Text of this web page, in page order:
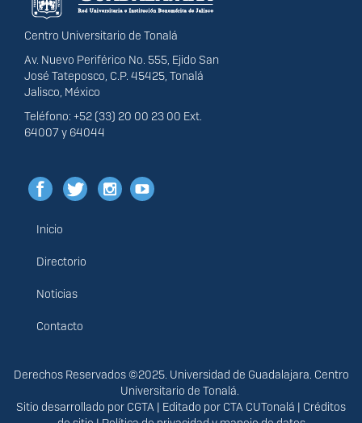
Centro Universitario de Tonalá
Av. Nuevo Periférico No. 555, Ejido San
José Tateposco, C.P. 45425, Tonalá
Jalisco, México
Teléfono: +52 (33) 20 00 23 00 Ext.
64007 y 64044
Menú
principal
Inicio
Directorio
Noticias
Contacto
Derechos
Derechos Reservados ©2025. Universidad de Guadalajara. Centro
Universitario de Tonalá.
Sitio desarrollado por CGTA | Editado por CTA CUTonalá | Créditos